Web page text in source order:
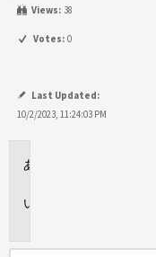
Views: 38
Votes: 0
Last Updated:
10/2/2023, 11:24:03 PM